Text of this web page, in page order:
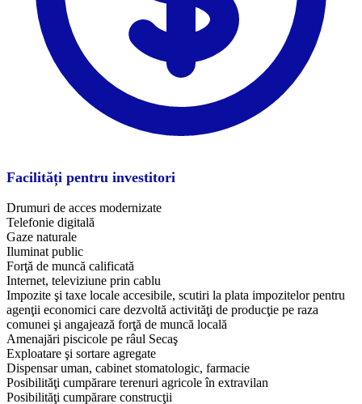
Facilități pentru investitori
Drumuri de acces modernizate
Telefonie digitală
Gaze naturale
Iluminat public
Forţă de muncă calificată
Internet, televiziune prin cablu
Impozite şi taxe locale accesibile, scutiri la plata impozitelor pentru
agenţii economici care dezvoltă activităţi de producţie pe raza
comunei şi angajează forţă de muncă locală
Amenajări piscicole pe râul Secaş
Exploatare şi sortare agregate
Dispensar uman, cabinet stomatologic, farmacie
Posibilităţi cumpărare terenuri agricole în extravilan
Posibilităţi cumpărare construcţii